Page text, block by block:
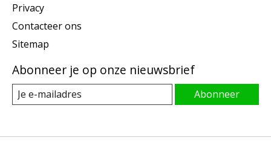
Privacy
Contacteer ons
Sitemap
Abonneer je op onze nieuwsbrief
Abonneer